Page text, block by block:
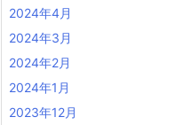
2024年4月
2024年3月
2024年2月
2024年1月
2023年12月